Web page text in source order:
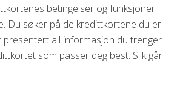
betingelser og funksjoner
Du søker på de kredittkortene du er
presentert all informasjon du trenger
som passer deg best. Slik går